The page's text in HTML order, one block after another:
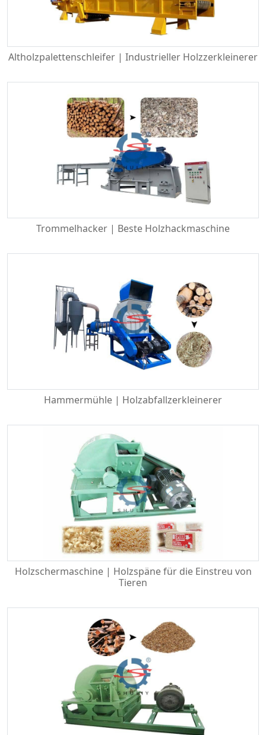
Altholzpalettenschleifer | Industrieller Holzzerkleinerer
Trommelhacker | Beste Holzhackmaschine
Hammermühle | Holzabfallzerkleinerer
Holzschermaschine | Holzspäne für die Einstreu von
Tieren